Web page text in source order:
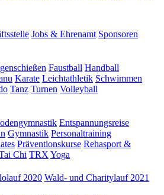
Jobs & Ehrenamt Sponsoren
Faustball Handball
Karate Leichtathletik Schwimmen
Tanz Turnen Volleyball
Entspannungsreise
Gymnastik Personaltraining
Präventionskurse Rehasport &
Chi TRX Yoga
2020 Wald- und Charitylauf 2021